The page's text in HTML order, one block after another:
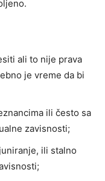
ali to nije prava
je vreme da bi
ili često sa
zavisnosti;
ili stalno